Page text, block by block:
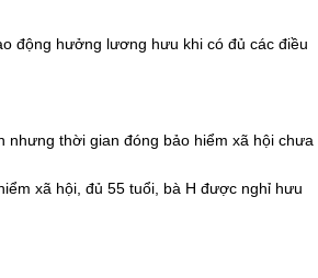
động hưởng lương hưu khi có đủ các điều
nhưng thời gian đóng bảo hiểm xã hội chưa
xã hội, đủ 55 tuổi, bà H được nghỉ hưu